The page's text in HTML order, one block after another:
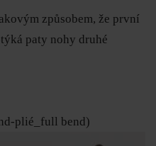
způsobem, že první
paty nohy druhé
plié_full bend)